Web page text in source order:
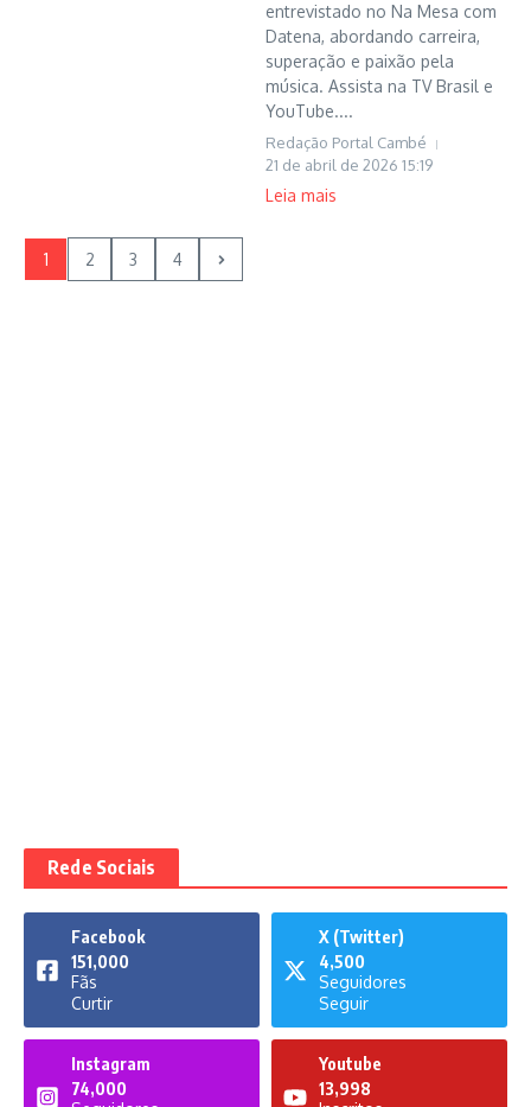
entrevistado no Na Mesa com
Datena, abordando carreira,
superação e paixão pela
música. Assista na TV Brasil e
YouTube....
Redação Portal Cambé
21 de abril de 2026 15:19
Leia mais
1 2 3 4
Rede Sociais
Facebook
151,000
Fãs
Curtir
X (Twitter)
4,500
Seguidores
Seguir
Instagram
74,000
Youtube
13,998